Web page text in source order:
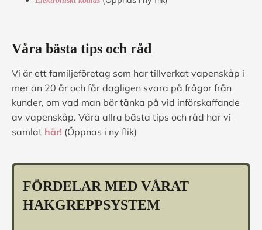
Våra bästa tips och råd
Vi är ett familjeföretag som har tillverkat vapenskåp i
mer än 20 år och får dagligen svara på frågor från
kunder, om vad man bör tänka på vid införskaffande
av vapenskåp. Våra allra bästa tips och råd har vi
samlat här! (Öppnas i ny flik)
FÖRDELAR MED VÅRAT
HAKGREPPSYSTEM